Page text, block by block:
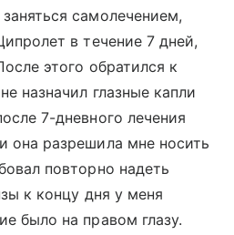
самолечением,
в течение 7 дней,
этого обратился к
назначил глазные капли
7-дневного лечения
она разрешила мне носить
повторно надеть
к концу дня у меня
было на правом глазу.